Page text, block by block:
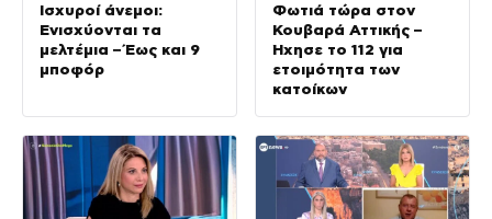
Ισχυροί άνεμοι:
Ενισχύονται τα
μελτέμια – Έως και 9
μποφόρ
Φωτιά τώρα στον
Κουβαρά Αττικής –
Ήχησε το 112 για
ετοιμότητα των
κατοίκων